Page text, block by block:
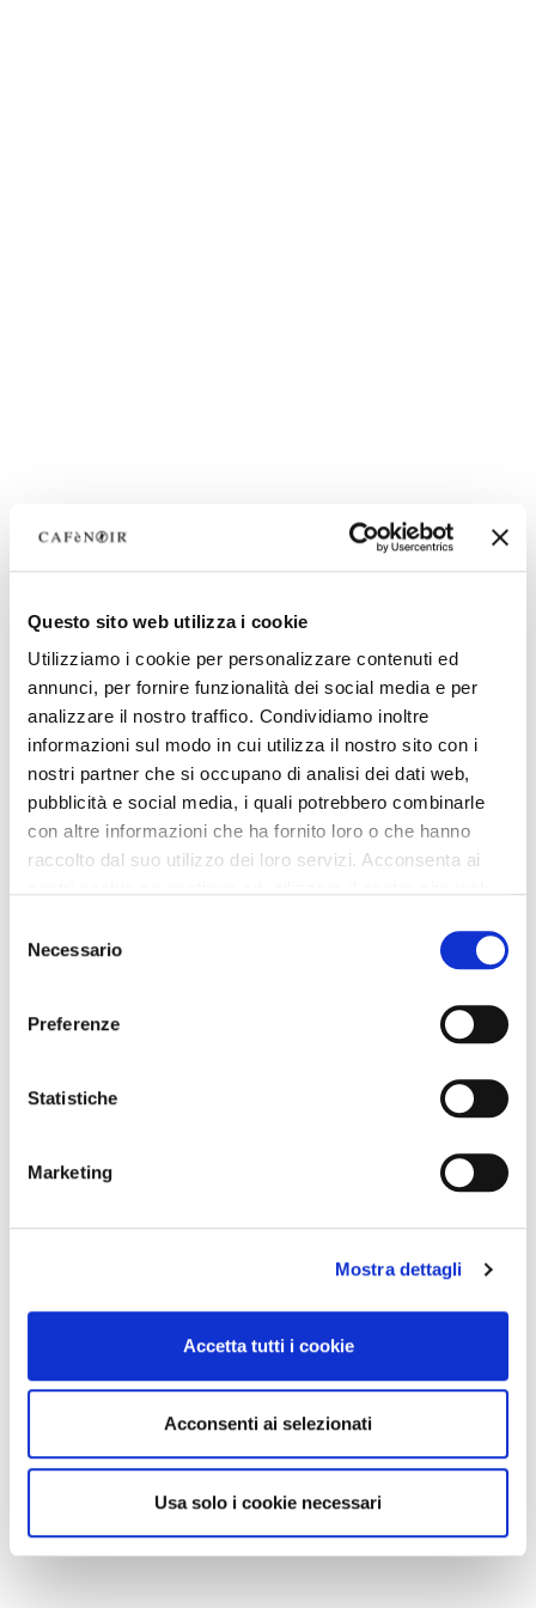
Questo sito web utilizza i cookie
Utilizziamo i cookie per personalizzare contenuti ed
annunci, per fornire funzionalità dei social media e per
analizzare il nostro traffico. Condividiamo inoltre
informazioni sul modo in cui utilizza il nostro sito con i
nostri partner che si occupano di analisi dei dati web,
pubblicità e social media, i quali potrebbero combinarle
con altre informazioni che ha fornito loro o che hanno
raccolto dal suo utilizzo dei loro servizi. Acconsenta ai
delNecessario
Preferenze
Statistiche
Marketing
Mostra dettagli
Accetta tutti i cookie
Acconsenti ai selezionati
Usa solo i cookie necessari